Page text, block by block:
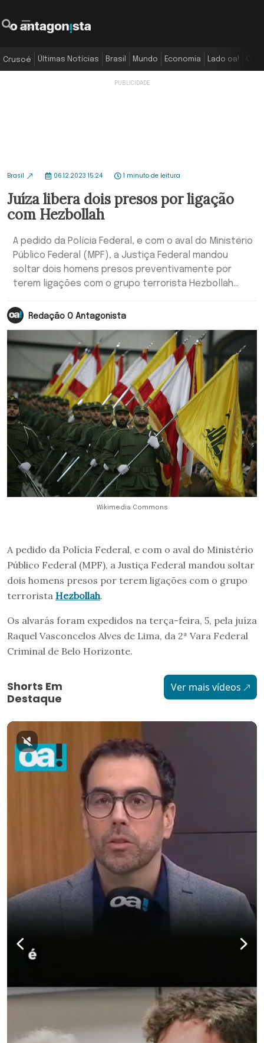
Crusoé Últimas Notícias Brasil Mundo Economia Lado oa!
Brasil 06.12.2023 15:24 1 minuto de leitura
Juíza libera dois presos por ligação
com Hezbollah
A pedido da Polícia Federal, e com o aval do Ministério
Público Federal (MPF), a Justiça Federal mandou
soltar dois homens presos preventivamente por
terem ligações com o grupo terrorista Hezbollah...
Redação O Antagonista
Wikimedia Commons
A pedido da Polícia Federal, e com o aval do Ministério
Público Federal (MPF), a Justiça Federal mandou soltar
dois homens presos por terem ligações com o grupo
terrorista Hezbollah.
Os alvarás foram expedidos na terça-feira, 5, pela juíza
Raquel Vasconcelos Alves de Lima, da 2ª Vara Federal
Criminal de Belo Horizonte.
Shorts Em
Destaque
Ver mais vídeos